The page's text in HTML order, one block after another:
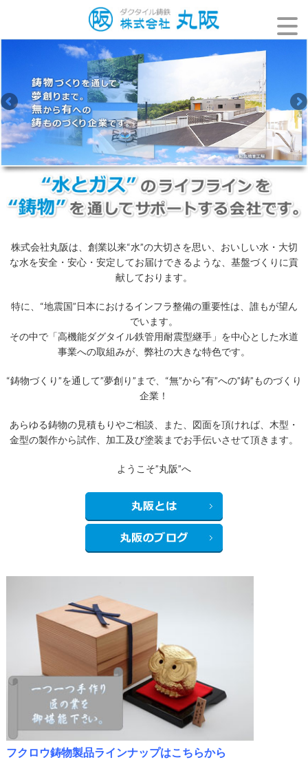
株式会社丸阪は、創業以来“水”の大切さを思い、おいしい水・大切
な水を安全・安心・安定してお届けできるような、基盤づくりに貢
献しております。
特に、“地震国”日本におけるインフラ整備の重要性は、誰もが望ん
でいます。
その中で「高機能ダグタイル鉄管用耐震型継手」を中心とした水道
事業への取組みが、弊社の大きな特色です。
“鋳物づくり”を通して”夢創り”まで、“無”から”有”への”鋳”ものづくり
企業！
あらゆる鋳物の見積もりやご相談、また、図面を頂ければ、木型・
金型の製作から試作、加工及び塗装までお手伝いさせて頂きます。
ようこそ”丸阪”へ
フクロウ鋳物製品ラインナップはこちらから